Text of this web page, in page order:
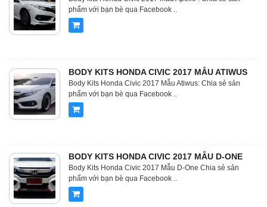
phẩm với bạn bè qua Facebook ..
BODY KITS HONDA CIVIC 2017 MẪU ATIWUS
Body Kits Honda Civic 2017 Mẫu Atiwus: Chia sẻ sản
phẩm với bạn bè qua Facebook ..
BODY KITS HONDA CIVIC 2017 MẪU D-ONE
Body Kits Honda Civic 2017 Mẫu D-One Chia sẻ sản
phẩm với bạn bè qua Facebook ..